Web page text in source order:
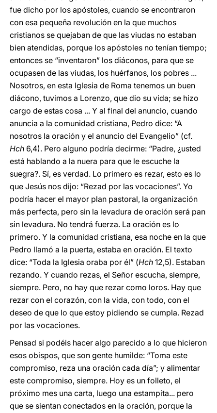
fue dicho por los apóstoles, cuando se encontraron
con esa pequeña revolución en la que muchos
cristianos se quejaban de que las viudas no estaban
bien atendidas, porque los apóstoles no tenían tiempo;
entonces se “inventaron” los diáconos, para que se
ocupasen de las viudas, los huérfanos, los pobres ...
Nosotros, en esta Iglesia de Roma tenemos un buen
diácono, tuvimos a Lorenzo, que dio su vida; se hizo
cargo de estas cosa ... Y al final del anuncio, cuando
anuncia a la comunidad cristiana, Pedro dice: “A
nosotros la oración y el anuncio del Evangelio” (cf.
Hch 6,4). Pero alguno podría decirme: “Padre, ¿usted
está hablando a la nuera para que le escuche la
suegra?. Sí, es verdad. Lo primero es rezar, esto es lo
que Jesús nos dijo: “Rezad por las vocaciones”. Yo
podría hacer el mayor plan pastoral, la organización
más perfecta, pero sin la levadura de oración será pan
sin levadura. No tendrá fuerza. La oración es lo
primero. Y la comunidad cristiana, esa noche en la que
Pedro llamó a la puerta, estaba en oración. El texto
dice: “Toda la Iglesia oraba por él” (Hch 12,5). Estaban
rezando. Y cuando rezas, el Señor escucha, siempre,
siempre. Pero, no hay que rezar como loros. Hay que
rezar con el corazón, con la vida, con todo, con el
deseo de que lo que estoy pidiendo se cumpla. Rezad
por las vocaciones.
Pensad si podéis hacer algo parecido a lo que hicieron
esos obispos, que son gente humilde: “Toma este
compromiso, reza una oración cada día”; y alimentar
este compromiso, siempre. Hoy es un folleto, el
próximo mes una carta, luego una estampita... pero
que se sientan conectados en la oración, porque la